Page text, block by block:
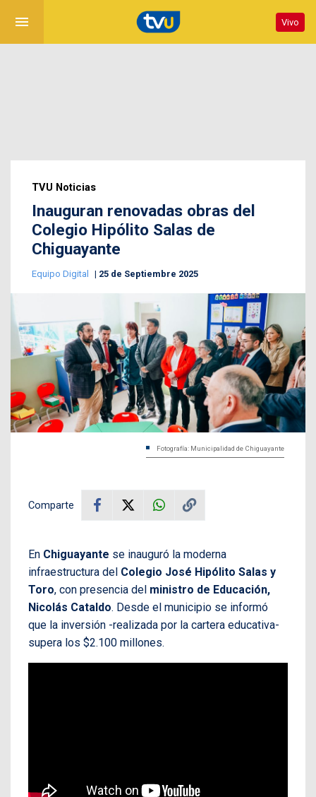
menu Vivo
TVU Noticias
Inauguran renovadas obras del
Colegio Hipólito Salas de
Chiguayante
Equipo Digital 25 de Septiembre 2025
Fotografía: Municipalidad de Chiguayante
Comparte
En Chiguayante se inauguró la moderna
infraestructura del Colegio José Hipólito Salas y
Toro, con presencia del ministro de Educación,
Nicolás Cataldo. Desde el municipio se informó
que la inversión -realizada por la cartera educativa-
supera los $2.100 millones.